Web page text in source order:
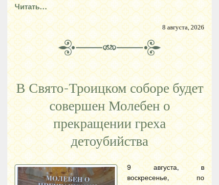
Читать…
8 августа, 2026
В Свято-Троицком соборе будет
совершен Молебен о
прекращении греха
детоубийства
9 августа, в
воскресенье, по